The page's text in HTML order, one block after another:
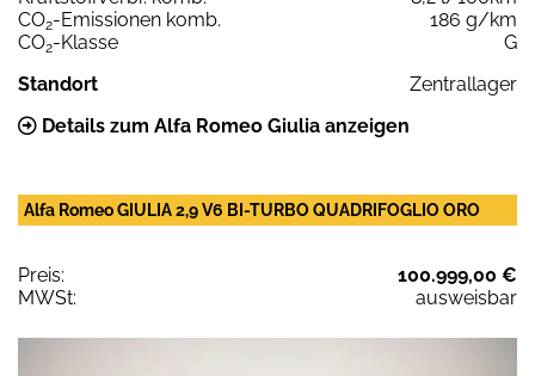
CO2-Emissionen komb.
186 g/km
CO2-Klasse
G
Standort
Zentrallager
Details zum Alfa Romeo Giulia anzeigen
Alfa Romeo GIULIA 2,9 V6 BI-TURBO QUADRIFOGLIO ORO
Preis:
100.999,00 €
MWSt:
ausweisbar